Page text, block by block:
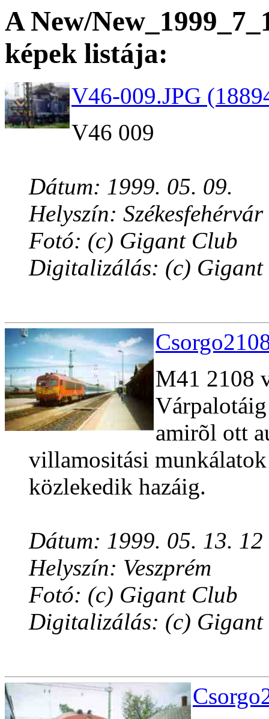
A New/
képek listája:
V46-009.JPG
V46 009
Dátum: 1999. 05. 09.
Helyszín: Székesfehérvár
Fotó: (c) Gigant Club
Digitalizálás: (c) Gigant
M41 2108
amirõl ott
villamositási
közlekedik hazáig.
Dátum: 1999. 05. 13.
Helyszín: Veszprém
Fotó: (c) Gigant Club
Digitalizálás: (c) Gigant